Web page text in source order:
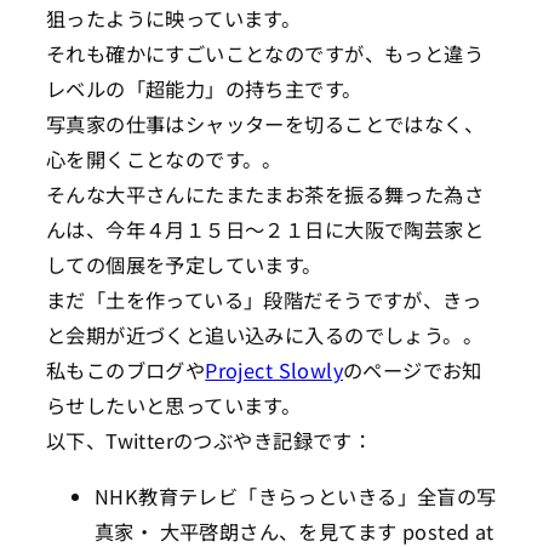
狙ったように映っています。
それも確かにすごいことなのですが、もっと違う
レベルの「超能力」の持ち主です。
写真家の仕事はシャッターを切ることではなく、
心を開くことなのです。。
そんな大平さんにたまたまお茶を振る舞った為さ
んは、今年４月１５日～２１日に大阪で陶芸家と
しての個展を予定しています。
まだ「土を作っている」段階だそうですが、きっ
と会期が近づくと追い込みに入るのでしょう。。
私もこのブログやProject Slowlyのページでお知
らせしたいと思っています。
以下、Twitterのつぶやき記録です：
NHK教育テレビ「きらっといきる」全盲の写
真家・ 大平啓朗さん、を見てます posted at